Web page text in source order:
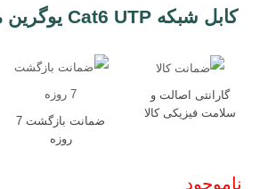
کابل شبکه Cat6 UTP یوگرین مدل NW101
گارانتی اصالت و
سلامت فیزیکی کالا
ضمانت بازگشت 7
روزه
ناموجود